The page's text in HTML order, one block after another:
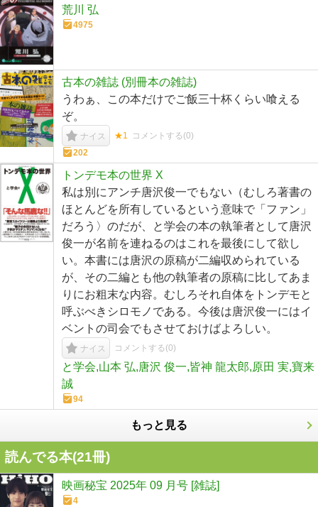
荒川 弘
4975
古本の雑誌 (別冊本の雑誌)
うわぁ、この本だけでご飯三十杯くらい喰える
ぞ。
ナイス ★1 コメントする(0)
202
トンデモ本の世界 X
私は別にアンチ唐沢俊一でもない（むしろ著書の
ほとんどを所有しているという意味で「ファン」
だろう〉のだが、と学会の本の執筆者として唐沢
俊一が名前を連ねるのはこれを最後にして欲し
い。本書には唐沢の原稿が二編収められている
が、その二編とも他の執筆者の原稿に比してあま
りにお粗末な内容。むしろそれ自体をトンデモと
呼ぶべきシロモノである。今後は唐沢俊一にはイ
ベントの司会でもさせておけばよろしい。
ナイス コメントする(0)
と学会,山本 弘,唐沢 俊一,皆神 龍太郎,原田 実,寶来
誠
94
もっと見る
読んでる本(21冊)
映画秘宝 2025年 09 月号 [雑誌]
4